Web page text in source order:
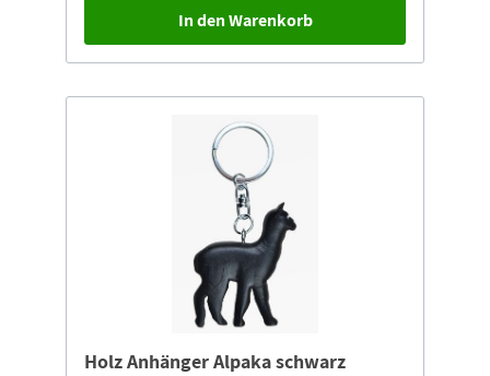
In den Warenkorb
Holz Anhänger Alpaka schwarz